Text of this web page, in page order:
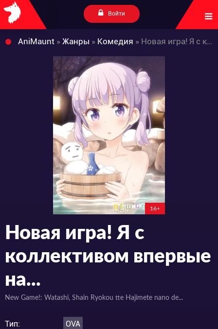
Войти
AniMaunt » Жанры » Комедия » Новая игра! Я с коллективом впервые на...
16+
Новая игра! Я с
коллективом впервые
на...
New Game!: Watashi, Shain Ryokou tte Hajimete nano de...
Тип: OVA